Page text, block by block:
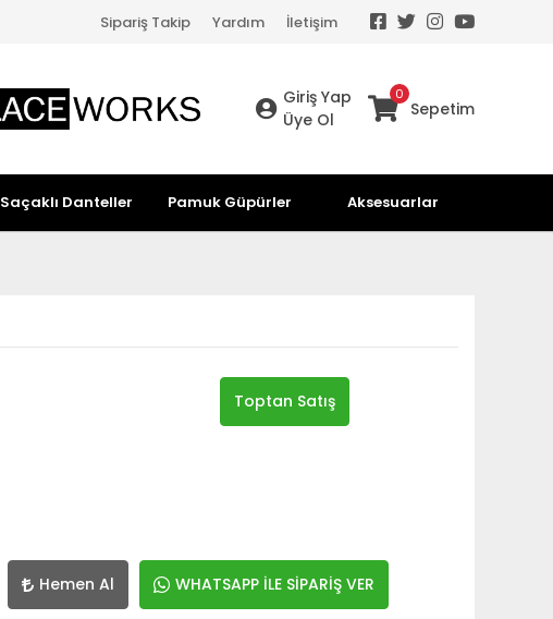
Sipariş Takip Yardım İletişim
Giriş Yap
Üye Ol
0
Sepetim
Saçaklı Danteller Pamuk Güpürler Aksesuarlar
Hemen Al WHATSAPP İLE SİPARİŞ VER
Toptan Satış